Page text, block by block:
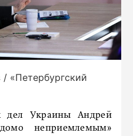
«Петербургский
дел Украины Андрей
неприемлемым»